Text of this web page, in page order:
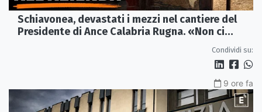
Schiavonea, devastati i mezzi nel cantiere del
Presidente di Ance Calabria Rugna. «Non ci
Condividi su:
9 ore fa